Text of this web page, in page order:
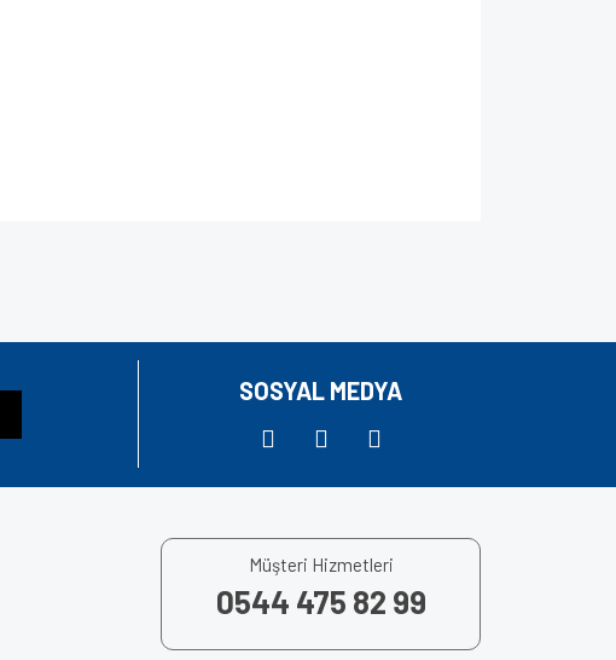
SOSYAL MEDYA
Müşteri Hizmetleri
0544 475 82 99